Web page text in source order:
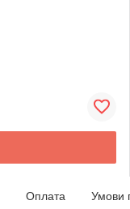
Оплата Умови